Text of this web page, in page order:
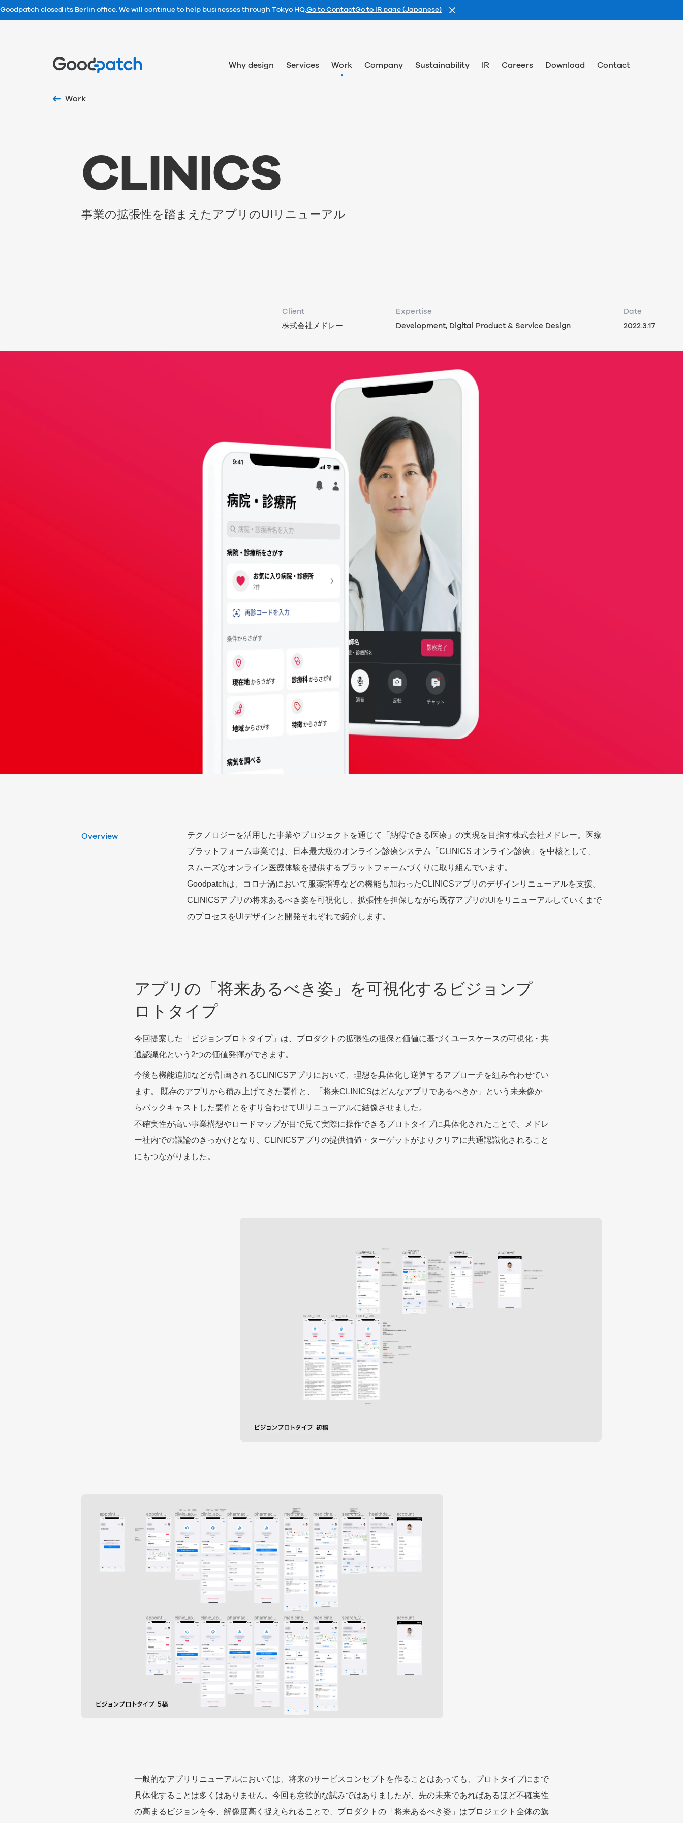
Goodpatch closed its Berlin office. We will continue to help businesses through Tokyo HQ.Go to ContactGo to IR page (Japanese)
Why design Services Work Company Sustainability IR Careers Download Contact
Work
C L N CS
事業の拡張性を踏まえたアプリのUIリニューアル
Client
株式会社メドレー
Expertise
Development, Digital Product & Service Design
Date
2022.3.17
Overview
テクノロジーを活用した事業やプロジェクトを通じて「納得できる医療」の実現を目指す株式会社メドレー。医療
プラットフォーム事業では、日本最大級のオンライン診療システム「CLINICS オンライン診療」を中核として、
スムーズなオンライン医療体験を提供するプラットフォームづくりに取り組んでいます。
Goodpatchは、コロナ渦において服薬指導などの機能も加わったCLINICSアプリのデザインリニューアルを支援。
CLINICSアプリの将来あるべき姿を可視化し、拡張性を担保しながら既存アプリのUIをリニューアルしていくまで
のプロセスをUIデザインと開発それぞれで紹介します。
アプリの「将来あるべき姿」を可視化するビジョンプ
ロトタイプ
今回提案した「ビジョンプロトタイプ」は、プロダクトの拡張性の担保と価値に基づくユースケースの可視化・共
通認識化という2つの価値発揮ができます。
今後も機能追加などが計画されるCLINICSアプリにおいて、理想を具体化し逆算するアプローチを組み合わせてい
ます。 既存のアプリから積み上げてきた要件と、「将来CLINICSはどんなアプリであるべきか」という未来像か
らバックキャストした要件とをすり合わせてUIリニューアルに結像させました。
不確実性が高い事業構想やロードマップが目で見て実際に操作できるプロトタイプに具体化されたことで、メドレ
ー社内での議論のきっかけとなり、CLINICSアプリの提供価値・ターゲットがよりクリアに共通認識化されること
にもつながりました。
一般的なアプリリニューアルにおいては、将来のサービスコンセプトを作ることはあっても、プロトタイプにまで
具体化することは多くはありません。今回も意欲的な試みではありましたが、先の未来であればあるほど不確実性
の高まるビジョンを今、解像度高く捉えられることで、プロダクトの「将来あるべき姿」はプロジェクト全体の旗